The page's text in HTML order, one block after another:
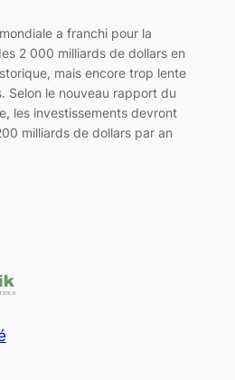
a franchi pour la
2 000 milliards de dollars en
mais encore trop lente
Selon le nouveau rapport du
les investissements devront
milliards de dollars par an